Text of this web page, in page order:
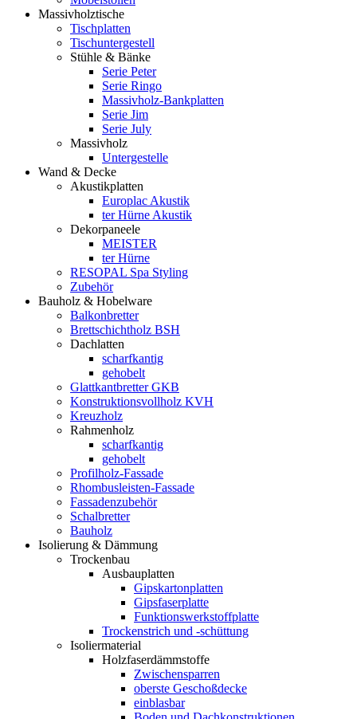
Massivholztische
Tischplatten
Tischuntergestell
Stühle & Bänke
Serie Peter
Serie Ringo
Massivholz-Bankplatten
Serie Jim
Serie July
Massivholz
Untergestelle
Wand & Decke
Akustikplatten
Europlac Akustik
ter Hürne Akustik
Dekorpaneele
MEISTER
ter Hürne
RESOPAL Spa Styling
Zubehör
Bauholz & Hobelware
Balkonbretter
Brettschichtholz BSH
Dachlatten
scharfkantig
gehobelt
Glattkantbretter GKB
Konstruktionsvollholz KVH
Kreuzholz
Rahmenholz
scharfkantig
gehobelt
Profilholz-Fassade
Rhombusleisten-Fassade
Fassadenzubehör
Schalbretter
Bauholz
Isolierung & Dämmung
Trockenbau
Ausbauplatten
Gipskartonplatten
Gipsfaserplatte
Funktionswerkstoffplatte
Trockenstrich und -schüttung
Isoliermaterial
Holzfaserdämmstoffe
Zwischensparren
oberste Geschoßdecke
einblasbar